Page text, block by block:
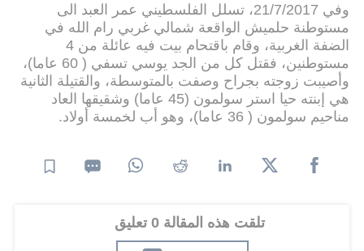
وفي 21/7/2017، تسلل الفلسطيني عمر العبد الى
مستوطنة حلميش الواقعة شمالي غربي رام الله في
الضفة الغربية، وقام باقتحام بيت فيه عائلة من 4
مستوطنين، فقتل كل من الجد يوسي تسفي ( 60 عاما)،
وأصيبت زوجته بجراح وصفت بالمتوسطة، والقتيلة الثانية
هي إبنته حيا استر سولمون (45 عاما) وشقيقها العاد
مناحيم سولمون ( 36 عاما)، وهو أب لخمسة أولاد.
تلقت هذه المقالة 0 تعليق